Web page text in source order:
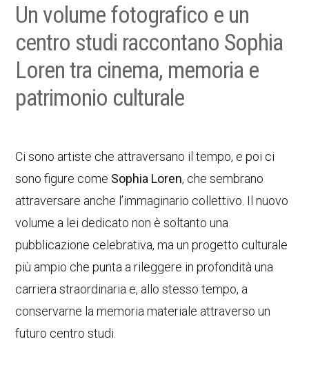
Un volume fotografico e un
centro studi raccontano Sophia
Loren tra cinema, memoria e
patrimonio culturale
Ci sono artiste che attraversano il tempo, e poi ci
sono figure come Sophia Loren, che sembrano
attraversare anche l’immaginario collettivo. Il nuovo
volume a lei dedicato non è soltanto una
pubblicazione celebrativa, ma un progetto culturale
più ampio che punta a rileggere in profondità una
carriera straordinaria e, allo stesso tempo, a
conservarne la memoria materiale attraverso un
futuro centro studi.